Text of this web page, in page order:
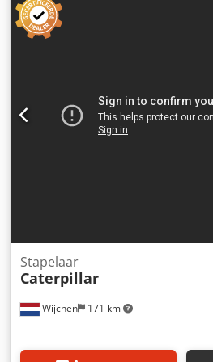
Wijchen 171 km
Stapelaar
Caterpillar